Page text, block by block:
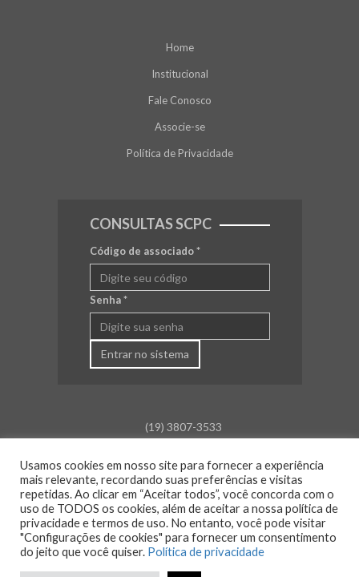
Home
Institucional
Fale Conosco
Associe-se
Política de Privacidade
CONSULTAS SCPC
Código de associado*
Senha*
Entrar no sistema
(19) 3807-3533
Rua Barão de Campinas, 675
Centro - Amparo - SP
Atendimento:
Segunda a sexta: das 8h30 às 18h00
Sáb., Dom. e Feriado: Fechado
Usamos cookies em nosso site para fornecer a experiência
mais relevante, recordando suas preferências e visitas
repetidas. Ao clicar em “Aceitar todos”, você concorda com o
uso de TODOS os cookies, além de aceitar a nossa política de
privacidade e termos de uso. No entanto, você pode visitar
"Configurações de cookies" para fornecer um consentimento
do jeito que você quiser. Política de privacidade